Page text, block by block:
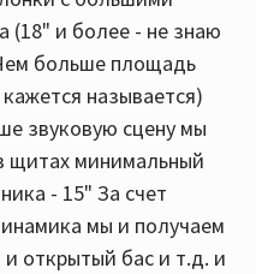
(18" и более - не знаю
больше площадь
называется)
звуковую сцену мы
щитах минимальный
- 15" За счет
мы и получаем
открытый бас и т.д. и